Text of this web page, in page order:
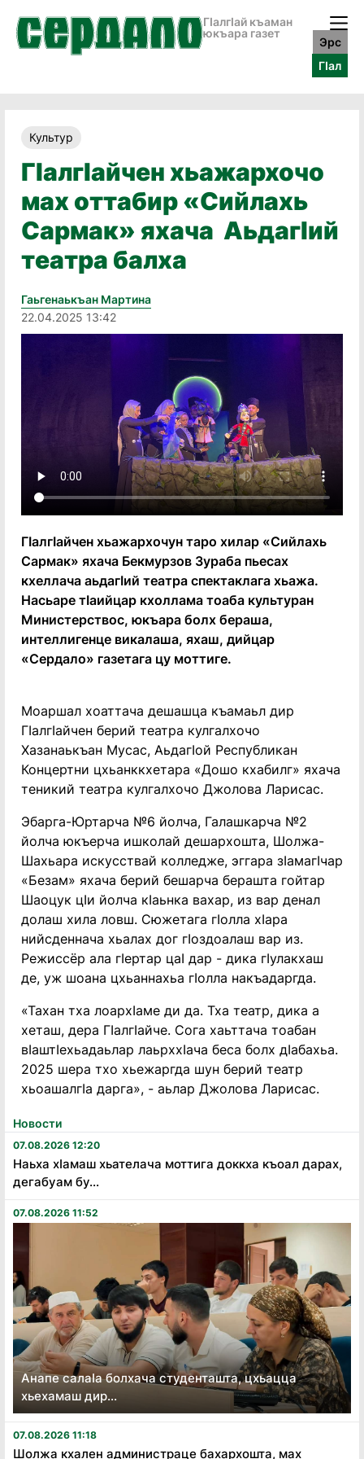
ГӀалгӀай къаман
юкъара газет
Эрс
ГӀал
Новости
07.08.2026 12:20
Наьха хӏамаш хьателача моттига доккха къоал дарах,
дегабуам бу...
07.08.2026 11:52
Анапе салаӏа болхача студенташта, цхьацца
хьехамаш дир...
07.08.2026 11:18
Шолжа кхален администраце бахархошта, мах
Культур
ГIалгIайчен хьажархочо
мах оттабир «Сийлахь
Сармак» яхача АьдагIий
театра балха
Гаьгенаькъан Мартина
22.04.2025 13:42
ГIалгIайчен хьажархочун таро хилар «Сийлахь
Сармак» яхача Бекмурзов Зураба пьесах
кхеллача аьдагIий театра cпектаклага хьажа.
Насьаре тIаийцар кхоллама тоаба культуран
Министерствос, юкъара болх бераша,
интеллигенце викалаша, яхаш, дийцар
«Сердало» газетага цу моттиге.
Моаршал хоаттача дешашца къамаьл дир
ГIалгIайчен берий театра кулгалхочо
Хазанаькъан Мусас, АьдагIой Республикан
Концертни цхьанккхетара «Дошо кхабилг» яхача
теникий театра кулгалхочо Джолова Ларисас.
Эбарга-Юртарча №6 йолча, Галашкарча №2
йолча юкъерча ишколай дешархошта, Шолжа-
Шахьара искусствай колледже, эггара зIамагIчар
«Безам» яхача берий бешарча берашта гойтар
Шаоцук цIи йолча кIаьнка вахар, из вар денал
долаш хила ловш. Сюжетага гIолла хIара
нийсденнача хьалах дог гIоздоалаш вар из.
Режиссёр ала гIертар цаI дар - дика гIулакхаш
де, уж шоана цхьаннахьа гIолла накъадаргда.
«Тахан тха лоархIаме ди да. Тха театр, дика а
хеташ, дера ГIалгIайче. Сога хаьттача тоабан
вIаштIехьадаьлар лаьрххIача беса болх дIабахьа.
2025 шера тхо хьежаргда шун берий театр
хьоашалгIа дарга», - аьлар Джолова Ларисас.